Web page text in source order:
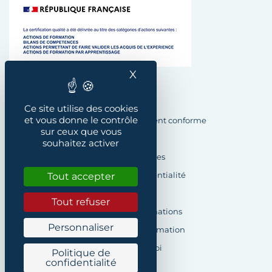
Ce site utilise des cookies
et vous donne le contrôle
sur ceux que vous
souhaitez activer
Tout accepter
Tout refuser
Personnaliser
Politique de
confidentialité
X
Accessibilité : Partiellement conforme
Mentions légales
Politique de confidentialité
Cookies
Demande d’informations
Formulaire de réclamation
Offres d’emploi